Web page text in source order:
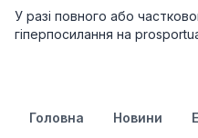
У разі повного або
гіперпосилання на
Головна Новини